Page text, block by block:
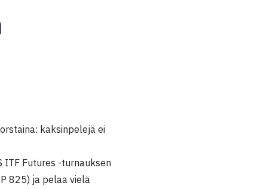
kaksinpelejä ei
Futures -turnauksen
825) ja pelaa vielä